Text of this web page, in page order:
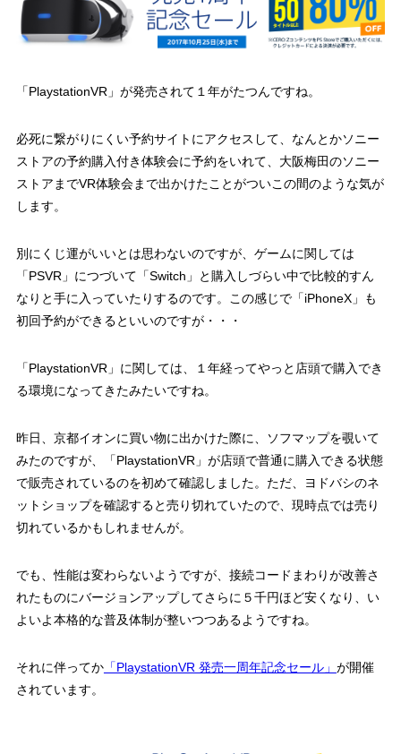
「PlaystationVR」が発売されて１年がたつんですね。
必死に繋がりにくい予約サイトにアクセスして、なんとかソニー
ストアの予約購入付き体験会に予約をいれて、大阪梅田のソニー
ストアまでVR体験会まで出かけたことがついこの間のような気が
します。
別にくじ運がいいとは思わないのですが、ゲームに関しては
「PSVR」につづいて「Switch」と購入しづらい中で比較的すん
なりと手に入っていたりするのです。この感じで「iPhoneX」も
初回予約ができるといいのですが・・・
「PlaystationVR」に関しては、１年経ってやっと店頭で購入でき
る環境になってきたみたいですね。
昨日、京都イオンに買い物に出かけた際に、ソフマップを覗いて
みたのですが、「PlaystationVR」が店頭で普通に購入できる状態
で販売されているのを初めて確認しました。ただ、ヨドバシのネ
ットショップを確認すると売り切れていたので、現時点では売り
切れているかもしれませんが。
でも、性能は変わらないようですが、接続コードまわりが改善さ
れたものにバージョンアップしてさらに５千円ほど安くなり、い
よいよ本格的な普及体制が整いつつあるようですね。
それに伴ってか「PlaystationVR 発売一周年記念セール」 が開催
されています。